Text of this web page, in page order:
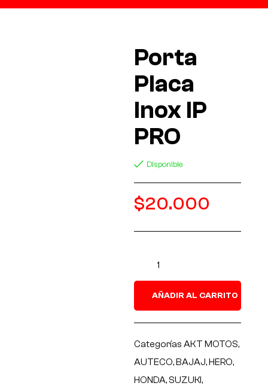
Porta
Placa
Inox IP
PRO
Disponible
$20.000
AÑADIR AL CARRITO
Categorías AKT MOTOS,
AUTECO,BAJAJ,HERO,
HONDA, SUZUKI,